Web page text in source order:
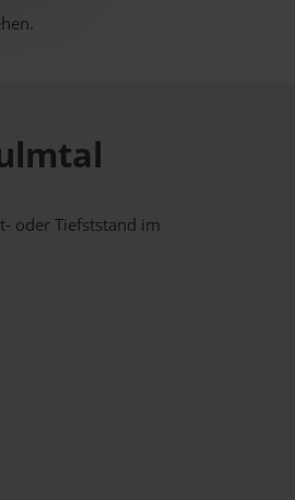
oder Tiefststand im